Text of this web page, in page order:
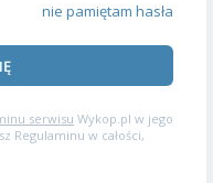
nie pamiętam hasła
serwisu Wykop.pl w jego
Regulaminu w całości,